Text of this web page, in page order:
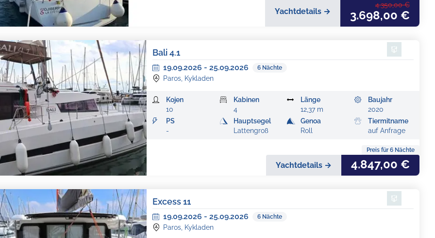
Yachtdetails →
4.350,00 €
3.698,00 €
Bali 4.1
19.09.2026 - 25.09.2026 6 Nächte
Paros, Kykladen
Kojen
10
Kabinen
4
Länge
12,37 m
Baujahr
2020
PS
-
Hauptsegel
Lattengroß
Genoa
Roll
Tiermitname
auf Anfrage
Preis für 6 Nächte
Yachtdetails → 4.847,00 €
Excess 11
19.09.2026 - 25.09.2026 6 Nächte
Paros, Kykladen